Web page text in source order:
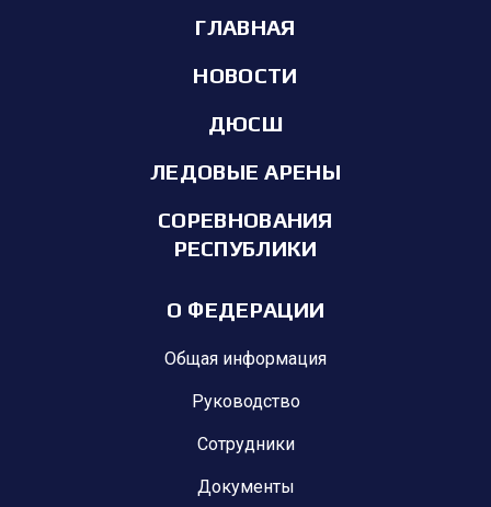
ГЛАВНАЯ
НОВОСТИ
ДЮСШ
ЛЕДОВЫЕ АРЕНЫ
СОРЕВНОВАНИЯ
РЕСПУБЛИКИ
О ФЕДЕРАЦИИ
Общая информация
Руководство
Сотрудники
Документы